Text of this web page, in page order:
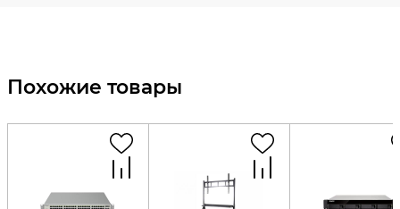
Похожие товары